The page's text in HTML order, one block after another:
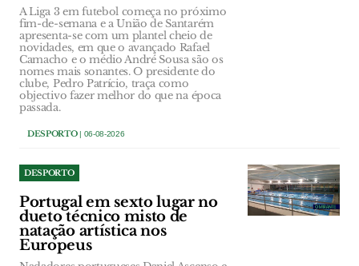
A Liga 3 em futebol começa no próximo
fim-de-semana e a União de Santarém
apresenta-se com um plantel cheio de
novidades, em que o avançado Rafael
Camacho e o médio André Sousa são os
nomes mais sonantes. O presidente do
clube, Pedro Patrício, traça como
objectivo fazer melhor do que na época
passada.
DESPORTO| 06-08-2026
DESPORTO
Portugal em sexto lugar no
dueto técnico misto de
natação artística nos
Europeus